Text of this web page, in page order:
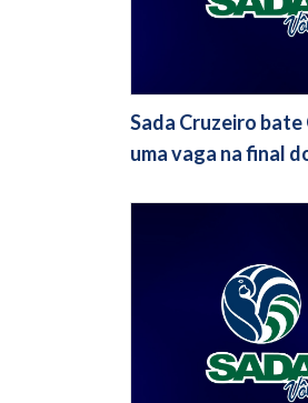
Sada Cruzeiro
uma vaga na final